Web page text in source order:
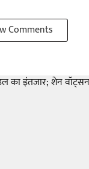
Comments